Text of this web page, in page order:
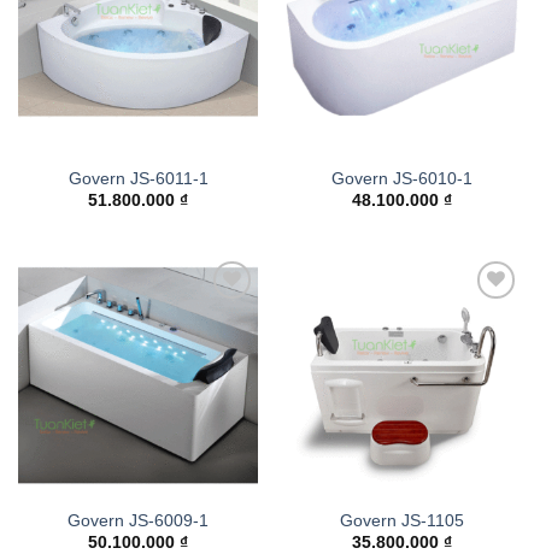
Govern JS-6011-1
51.800.000 ₫
Govern JS-6010-1
48.100.000 ₫
Add to
wishlist
Govern JS-6009-1
50.100.000 ₫
Add to
wishlist
Govern JS-1105
35.800.000 ₫